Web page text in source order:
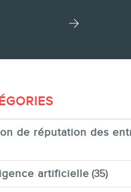
de réputation des
artificielle (35)